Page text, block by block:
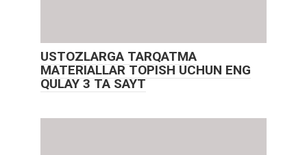
USTOZLARGA TARQATMA
MATERIALLAR TOPISH UCHUN ENG
QULAY 3 TA SAYT